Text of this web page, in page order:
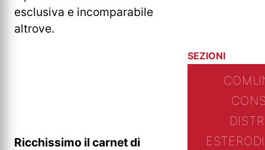
esclusiva e incomparabile
altrove.
Ricchissimo il carnet di
SEZIONI
ESTERO